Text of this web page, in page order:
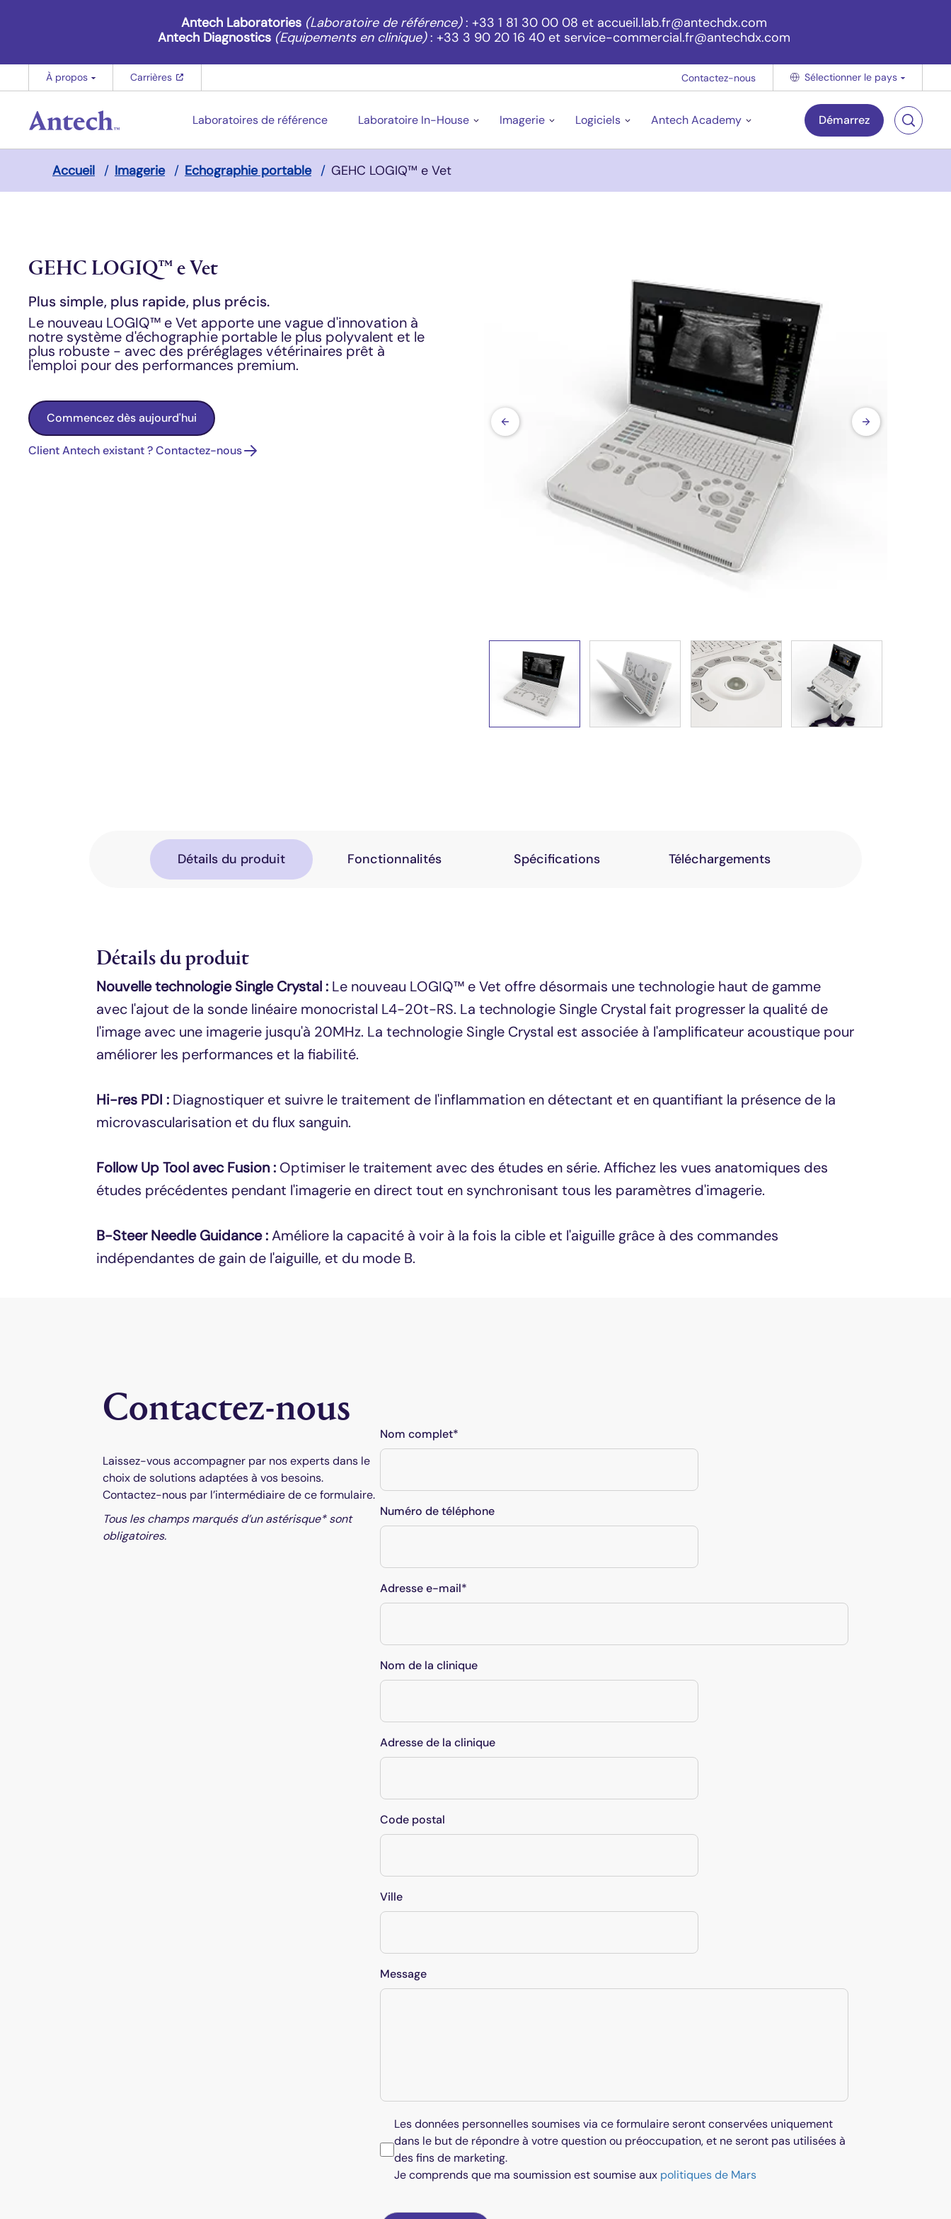
Antech Laboratories (Laboratoire de référence): +33 1 81 30 00 08 et accueil.lab.fr@antechdx.com
Antech Diagnostics (Equipements en clinique): +33 3 90 20 16 40 et service-commercial.fr@antechdx.com
Laboratoires de référence Laboratoire In-House Imagerie Logiciels Antech Academy Démarrez
À propos Carrières
(opens in new window) Contactez-nous Sélectionner le pays
BreadcrumbAccueil / Imagerie / Echographie portable / GEHC LOGIQ™ e Vet
GEHC LOGIQ™ e Vet
Plus simple, plus rapide, plus précis.
Le nouveau LOGIQ™ e Vet apporte une vague d'innovation à
notre système d'échographie portable le plus polyvalent et le
plus robuste - avec des préréglages vétérinaires prêt à
l'emploi pour des performances premium.
Commencez dès aujourd'hui
Client Antech existant ? Contactez-nous
Détails du produit Fonctionnalités Spécifications Téléchargements
Détails du produit
Nouvelle technologie Single Crystal : Le nouveau LOGIQ™ e Vet offre désormais une technologie haut de gamme
avec l'ajout de la sonde linéaire monocristal L4-20t-RS. La technologie Single Crystal fait progresser la qualité de
l'image avec une imagerie jusqu'à 20MHz. La technologie Single Crystal est associée à l'amplificateur acoustique pour
améliorer les performances et la fiabilité.
Hi-res PDI : Diagnostiquer et suivre le traitement de l'inflammation en détectant et en quantifiant la présence de la
microvascularisation et du flux sanguin.
Follow Up Tool avec Fusion : Optimiser le traitement avec des études en série. Affichez les vues anatomiques des
études précédentes pendant l'imagerie en direct tout en synchronisant tous les paramètres d'imagerie.
B-Steer Needle Guidance :Améliore la capacité à voir à la fois la cible et l'aiguille grâce à des commandes
indépendantes de gain de l'aiguille, et du mode B.
left
Contactez-nous
Laissez-vous accompagner par nos experts dans le
choix de solutions adaptées à vos besoins.
Contactez-nous par l’intermédiaire de ce formulaire.
Tous les champs marqués d’un astérisque* sont
obligatoires.
Right
Nom complet*
Numéro de téléphone
Adresse e-mail*
Nom de la clinique
Adresse de la clinique
Code postal
Ville
Message
Les données personnelles soumises via ce formulaire seront conservées uniquement
dans le but de répondre à votre question ou préoccupation, et ne seront pas utilisées à
des fins de marketing.
Je comprends que ma soumission est soumise aux politiques de Mars